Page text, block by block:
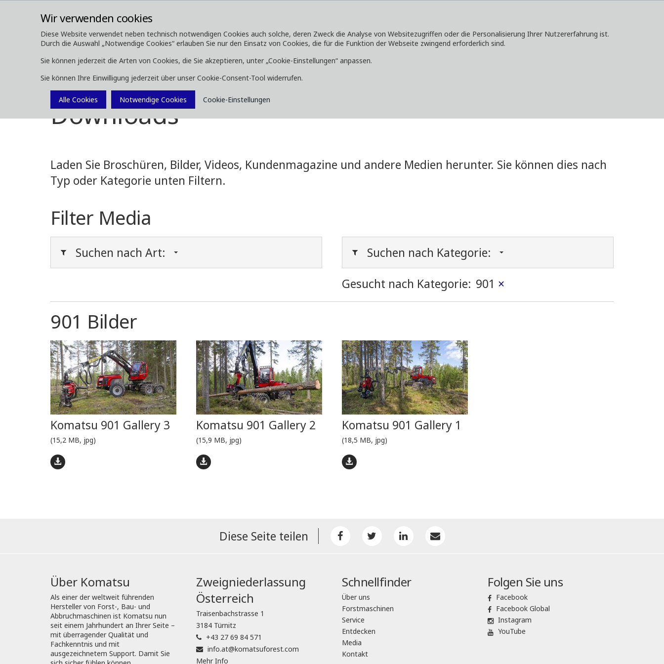
Wir verwenden cookies
Diese Website verwendet neben technisch notwendigen Cookies auch solche, deren Zweck die Analyse von Websitezugriffen oder die Personalisierung Ihrer Nutzererfahrung ist.
Durch die Auswahl „Notwendige Cookies“ erlauben Sie nur den Einsatz von Cookies, die für die Funktion der Webseite zwingend erforderlich sind.
Sie können jederzeit die Arten von Cookies, die Sie akzeptieren, unter „Cookie-Einstellungen“ anpassen.
Sie können Ihre Einwilligung jederzeit über unser Cookie-Consent-Tool widerrufen.
Alle Cookies Notwendige Cookies Cookie-Einstellungen
Downloads
Downloads
Laden Sie Broschüren, Bilder, Videos, Kundenmagazine und andere Medien herunter. Sie können dies nach
Typ oder Kategorie unten Filtern.
Filter Media
Suchen nach Art:
Suchen nach Kategorie:
Gesucht nach Kategorie: 901 ×
901 Bilder
Komatsu 901 Gallery 3
(15,2 MB, jpg)
Komatsu 901 Gallery 2
(15,9 MB, jpg)
Komatsu 901 Gallery 1
(18,5 MB, jpg)
Diese Seite teilen
Über Komatsu
Als einer der weltweit führenden
Hersteller von Forst-, Bau- und
Abbruchmaschinen ist Komatsu nun
seit einem Jahrhundert an Ihrer Seite –
mit überragender Qualität und
Fachkenntnis und mit
ausgezeichnetem Support. Damit Sie
Zweigniederlassung
Österreich
Traisenbachstrasse 1
3184 Türnitz
+43 27 69 84 571
info.at@komatsuforest.com
Mehr Info
Schnellfinder
Über uns
Forstmaschinen
Service
Entdecken
Media
Kontakt
Folgen Sie uns
Facebook
Facebook Global
Instagram
YouTube